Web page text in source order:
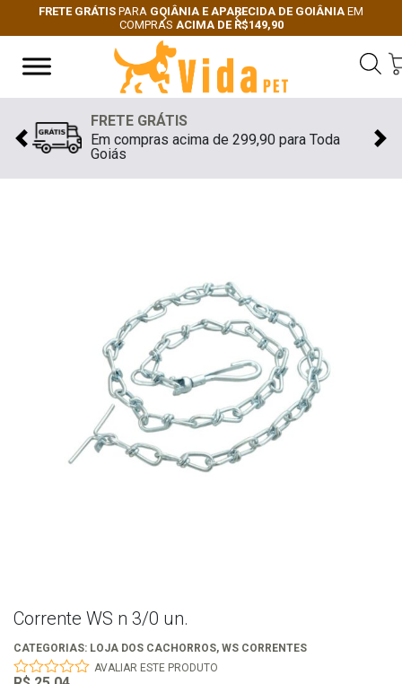
FRETE GRÁTIS PARA GOIÂNIA E APARECIDA DE GOIÂNIA EM
COMPRAS ACIMA DE R$149,90
Previous
Next
FRETE GRÁTIS
Em compras acima de 299,90 para Toda
Goiás
Previous
Corrente WS n 3/0 un.
CATEGORIAS: LOJA DOS CACHORROS, WS CORRENTES
AVALIAR ESTE PRODUTO